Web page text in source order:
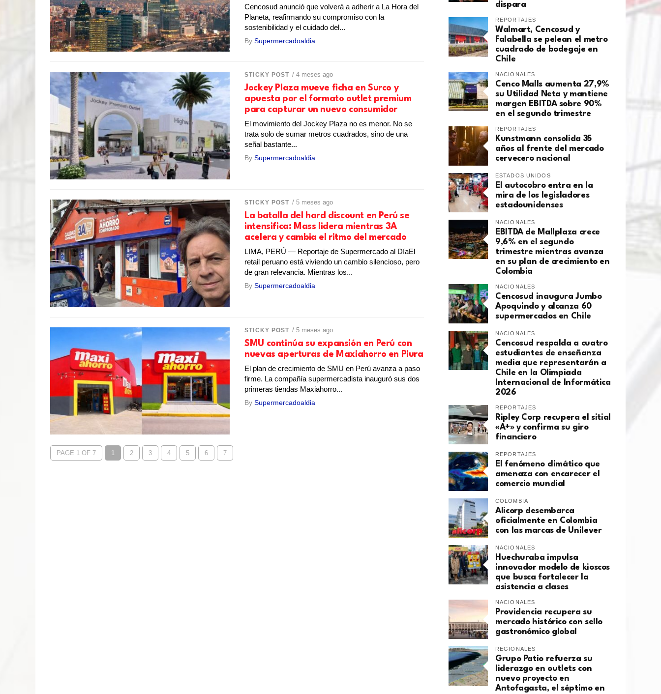
Cencosud anunció que volverá a adherir a La Hora del
Planeta, reafirmando su compromiso con la
sostenibilidad y el cuidado del...
BySupermercadoaldia
STICKY POST / 4 meses ago
Jockey Plaza mueve ficha en Surco y
apuesta por el formato outlet premium
para capturar un nuevo consumidor
El movimiento del Jockey Plaza no es menor. No se
trata solo de sumar metros cuadrados, sino de una
señal bastante...
BySupermercadoaldia
STICKY POST / 5 meses ago
La batalla del hard discount en Perú se
intensifica: Mass lidera mientras 3A
acelera y cambia el ritmo del mercado
LIMA, PERÚ — Reportaje de Supermercado al DíaEl
retail peruano está viviendo un cambio silencioso, pero
de gran relevancia. Mientras los...
BySupermercadoaldia
STICKY POST / 5 meses ago
SMU continúa su expansión en Perú con
nuevas aperturas de Maxiahorro en Piura
El plan de crecimiento de SMU en Perú avanza a paso
firme. La compañía supermercadista inauguró sus dos
primeras tiendas Maxiahorro...
BySupermercadoaldia
PAGE 1 OF 7 1 2 3 4 5 6 7
dispara
REPORTAJES
Walmart, Cencosud y
Falabella se pelean el metro
cuadrado de bodegaje en
Chile
NACIONALES
Cenco Malls aumenta 27,9%
su Utilidad Neta y mantiene
margen EBITDA sobre 90%
en el segundo trimestre
REPORTAJES
Kunstmann consolida 35
años al frente del mercado
cervecero nacional
ESTADOS UNIDOS
El autocobro entra en la
mira de los legisladores
estadounidenses
NACIONALES
EBITDA de Mallplaza crece
9,6% en el segundo
trimestre mientras avanza
en su plan de crecimiento en
Colombia
NACIONALES
Cencosud inaugura Jumbo
Apoquindo y alcanza 60
supermercados en Chile
NACIONALES
Cencosud respalda a cuatro
estudiantes de enseñanza
media que representarán a
Chile en la Olimpiada
Internacional de Informática
2026
REPORTAJES
Ripley Corp recupera el sitial
«A+» y confirma su giro
financiero
REPORTAJES
El fenómeno climático que
amenaza con encarecer el
comercio mundial
COLOMBIA
Alicorp desembarca
oficialmente en Colombia
con las marcas de Unilever
NACIONALES
Huechuraba impulsa
innovador modelo de kioscos
que busca fortalecer la
asistencia a clases
NACIONALES
Providencia recupera su
mercado histórico con sello
gastronómico global
REGIONALES
Grupo Patio refuerza su
liderazgo en outlets con
nuevo proyecto en
Antofagasta, el séptimo en